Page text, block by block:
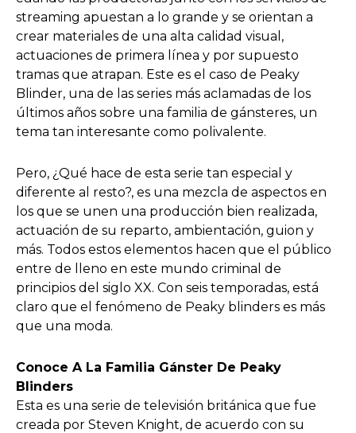
streaming apuestan a lo grande y se orientan a
crear materiales de una alta calidad visual,
actuaciones de primera línea y por supuesto
tramas que atrapan. Este es el caso de Peaky
Blinder, una de las series más aclamadas de los
últimos años sobre una familia de gánsteres, un
tema tan interesante como polivalente.
Pero, ¿Qué hace de esta serie tan especial y
diferente al resto?, es una mezcla de aspectos en
los que se unen una producción bien realizada,
actuación de su reparto, ambientación, guion y
más. Todos estos elementos hacen que el público
entre de lleno en este mundo criminal de
principios del siglo XX. Con seis temporadas, está
claro que el fenómeno de Peaky blinders es más
que una moda.
Conoce A La Familia Gánster De Peaky
Blinders
Esta es una serie de televisión británica que fue
creada por Steven Knight, de acuerdo con su